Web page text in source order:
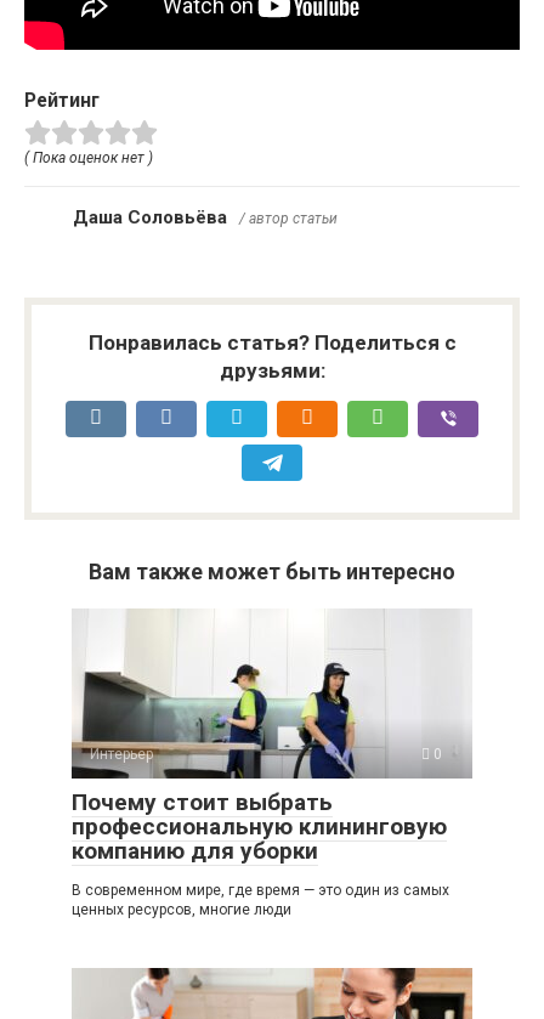
Рейтинг
( Пока оценок нет )
Даша Соловьёва / автор статьи
Понравилась статья? Поделиться с
друзьями:
Вам также может быть интересно
Интерьер 0
Почему стоит выбрать
профессиональную клининговую
компанию для уборки
В современном мире, где время — это один из самых
ценных ресурсов, многие люди